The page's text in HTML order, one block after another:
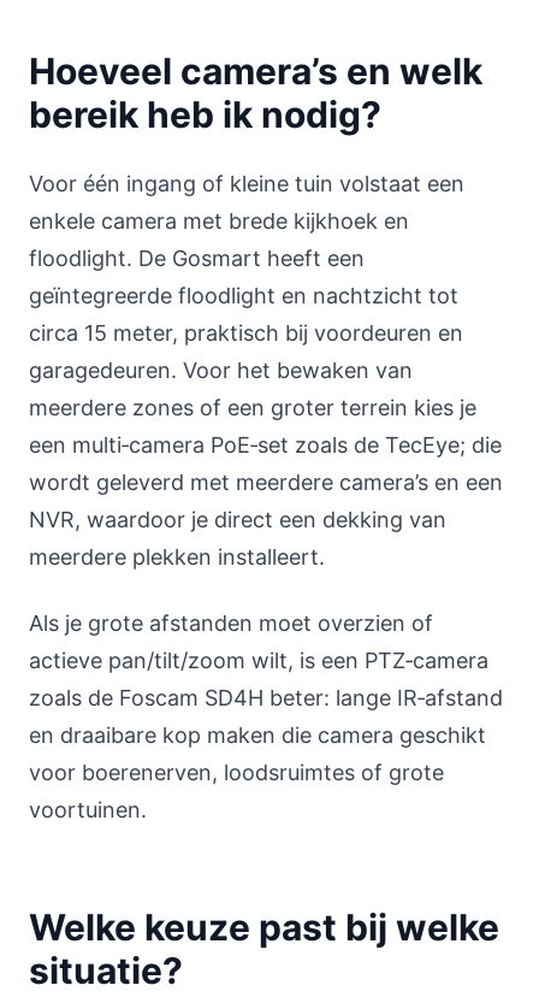
Hoeveel camera’s en welk
bereik heb ik nodig?
Voor één ingang of kleine tuin volstaat een
enkele camera met brede kijkhoek en
floodlight. De Gosmart heeft een
geïntegreerde floodlight en nachtzicht tot
circa 15 meter, praktisch bij voordeuren en
garagedeuren. Voor het bewaken van
meerdere zones of een groter terrein kies je
een multi‑camera PoE‑set zoals de TecEye; die
wordt geleverd met meerdere camera’s en een
NVR, waardoor je direct een dekking van
meerdere plekken installeert.
Als je grote afstanden moet overzien of
actieve pan/tilt/zoom wilt, is een PTZ‑camera
zoals de Foscam SD4H beter: lange IR‑afstand
en draaibare kop maken die camera geschikt
voor boerenerven, loodsruimtes of grote
voortuinen.
Welke keuze past bij welke
situatie?